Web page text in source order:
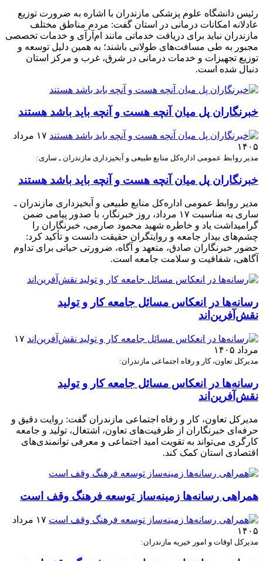
رئیس دانشگاه علوم پزشکی مازندران با اشاره به ضرورت توزیع
عادلانه امکانات درمانی در استان گفت: مردم مناطق مختلف
مازندران نباید برای دریافت خدماتی مانند ام‌آر‌آی و خدمات تخصصی
مجبور به طی مسافت‌های طولانی باشند؛ به همین دلیل توسعه و
توزیع تجهیزات و خدمات درمانی در شرق، غرب و مرکز استان
دنبال شده است.
خبرنگاران پل میان آنچه هست و آنچه باید باشد هستند
۱۷ مرداد
۱۴۰۵
مدیر روابط عمومی اداره‌کل منابع طبیعی و آبخیزداری مازندران ـ ساری:
خبرنگاران پل میان آنچه هست و آنچه باید باشد هستند
مدیر روابط عمومی اداره‌کل منابع طبیعی و آبخیزداری مازندران ـ
ساری به مناسبت ۱۷ مرداد، روز خبرنگار، با صدور پیامی ضمن
گرامیداشت یاد و خاطره شهید محمود صارمی، خبرنگاران را
چشم‌های بیدار جامعه و روایتگران حقیقت دانست و تأکید کرد:
حضور خبرنگاران صادق، متعهد و آگاه، ضرورتی حیاتی برای تداوم
آگاهی، شفافیت و سلامت جامعه است.
رسانه‌ها در انعکاس مسائل جامعه کار و تولید
نقش‌آفرین‌اند
۱۷
مرداد ۱۴۰۵
مدیرکل تعاون، کار و رفاه اجتماعی مازندران:
رسانه‌ها در انعکاس مسائل جامعه کار و تولید
نقش‌آفرین‌اند
مدیرکل تعاون، کار و رفاه اجتماعی مازندران گفت: روایت دقیق و
حرفه‌ای خبرنگاران از ظرفیت‌های تعاون، اشتغال، تولید و جامعه
کارگری می‌تواند به تقویت امید اجتماعی و معرفی توانمندی‌های
اقتصادی استان کمک کند.
همراهی رسانه‌ها زمینه‌ساز توسعه فرهنگ وقف است
۱۷ مرداد
۱۴۰۵
مدیرکل اوقات و امور خیریه مازندران: